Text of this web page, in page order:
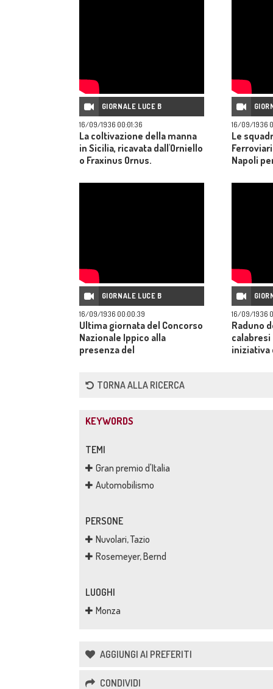
GIORNALE LUCE B
16/09/1936 00:01:36
La coltivazione della manna
in Sicilia, ricavata dall'Orniello
o Fraxinus Ornus.
16/09/1936
Le
Napoli
al
GIORNALE LUCE B
16/09/1936 00:00:39
Ultima giornata del Concorso
Nazionale Ippico alla
presenza del
16/09/1936
Raduno
calabresi
iniziativa
TORNA ALLA RICERCA
KEYWORDS
TEMI
Gran premio d'Italia
Automobilismo
PERSONE
Nuvolari, Tazio
Rosemeyer, Bernd
LUOGHI
Monza
AGGIUNGI AI PREFERITI
CONDIVIDI